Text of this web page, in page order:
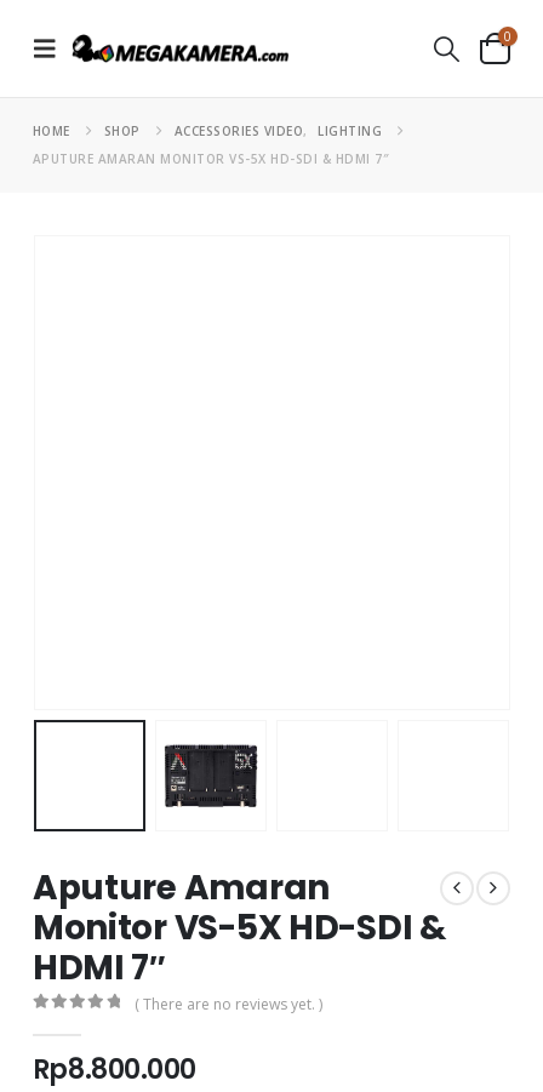
0
HOME SHOP ACCESSORIES VIDEO,
LIGHTING
APUTURE AMARAN MONITOR VS-5X HD-SDI & HDMI 7″
Aputure Amaran
Monitor VS-5X HD-SDI &
HDMI 7″
( There are no reviews yet. )
Rp8.800.000